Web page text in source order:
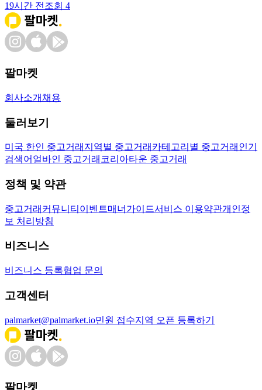
19시간 전 조회 4
팔마켓
회사소개 채용
둘러보기
미국 한인 중고거래 지역별 중고거래 카테고리별 중고거래 인기
검색어 얼바인 중고거래 코리아타운 중고거래
정책 및 약관
중고거래 커뮤니티 이벤트매너가이드서비스 이용약관개인정
보 처리방침
비즈니스
비즈니스 등록협업 문의
고객센터
palmarket@palmarket.io민원 접수지역 오픈 등록하기
팔마켓